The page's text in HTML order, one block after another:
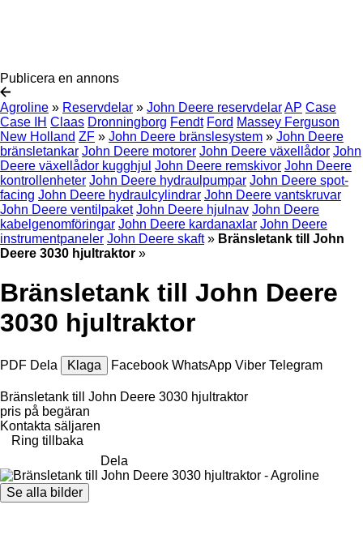
Publicera en annons
Agroline » Reservdelar » John Deere reservdelarAP Case
Case IH Claas Dronningborg Fendt Ford Massey Ferguson
New Holland ZF » John Deere bränslesystem » John Deere
bränsletankar John Deere motorer John Deere växellådor John
Deere växellådor kugghjul John Deere remskivor John Deere
kontrollenheter John Deere hydraulpumpar John Deere spot-
facing John Deere hydraulcylindrar John Deere vantskruvar
John Deere ventilpaket John Deere hjulnav John Deere
kabelgenomföringar John Deere kardanaxlar John Deere
instrumentpaneler John Deere skaft » Bränsletank till John
Deere 3030 hjultraktor »
Bränsletank till John Deere
3030 hjultraktor
PDF Dela Klaga Facebook WhatsApp Viber Telegram
Bränsletank till John Deere 3030 hjultraktor
pris på begäran
Kontakta säljaren
Ring tillbaka
Dela
Se alla bilder